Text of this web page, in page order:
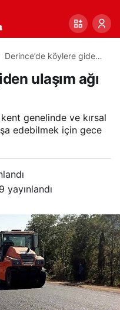
Derince’de köylere giden
ulaşım ağı
genelinde ve kırsal
edebilmek için gece
yayınlandı
Paylaş